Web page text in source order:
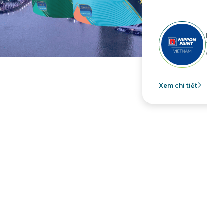
Bà Nguyễn Thị Ánh Tuyết
Trưởng Phòng Kế Toán Tài Chính -
Công ty Nippon Paint Việt Nam